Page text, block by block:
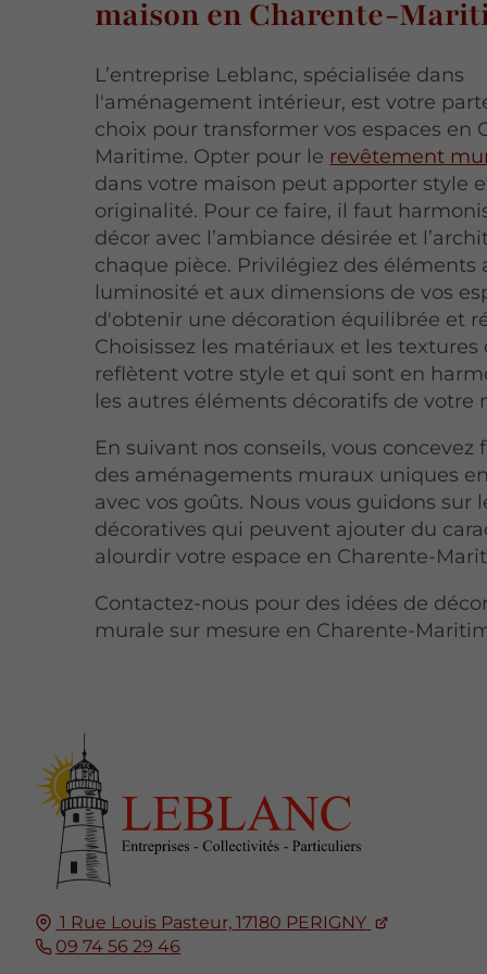
maison en Charente-
L’entreprise Leblanc, spécialisée dans
l'aménagement intérieur, est votre
choix pour transformer vos espaces en
Maritime. Opter pour le revêtement
dans votre maison peut apporter style
originalité. Pour ce faire, il faut
décor avec l’ambiance désirée et
chaque pièce. Privilégiez des éléments
luminosité et aux dimensions de vos
d'obtenir une décoration équilibrée et
Choisissez les matériaux et les textures
reflètent votre style et qui sont en
les autres éléments décoratifs de votre
En suivant nos conseils, vous concevez
des aménagements muraux uniques
avec vos goûts. Nous vous guidons sur
décoratives qui peuvent ajouter du
alourdir votre espace en Charente-
Contactez-nous pour des idées de
murale sur mesure en Charente-
1 Rue Louis Pasteur, 17180 PERIGNY
09 74 56 29 46